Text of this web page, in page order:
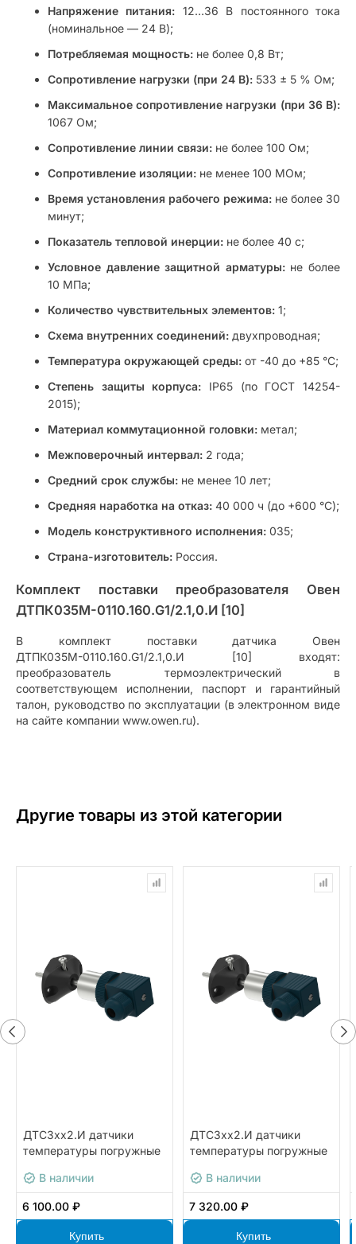
Напряжение питания: 12…36 В постоянного тока
(номинальное — 24 В);
Потребляемая мощность: не более 0,8 Вт;
Сопротивление нагрузки (при 24 В): 533 ± 5 % Ом;
Максимальное сопротивление нагрузки (при 36 В):
1067 Ом;
Сопротивление линии связи: не более 100 Ом;
Сопротивление изоляции: не менее 100 МОм;
Время установления рабочего режима: не более 30
минут;
Показатель тепловой инерции: не более 40 с;
Условное давление защитной арматуры:не более
10 МПа;
Количество чувствительных элементов: 1;
Схема внутренних соединений: двухпроводная;
Температура окружающей среды: от -40 до +85 °С;
Степень защиты корпуса: IP65 (по ГОСТ 14254-
2015);
Материал коммутационной головки: метал;
Межповерочный интервал: 2 года;
Средний срок службы: не менее 10 лет;
Средняя наработка на отказ: 40 000 ч (до +600 °С);
Модель конструктивного исполнения: 035;
Страна-изготовитель: Россия.
Комплект поставки преобразователя Овен
ДТПК035М-0110.160.G1/2.1,0.И [10]
В комплект поставки датчика Овен
ДТПК035М-0110.160.G1/2.1,0.И [10] входят:
преобразователь термоэлектрический в
соответствующем исполнении, паспорт и гарантийный
талон, руководство по эксплуатации (в электронном виде
на сайте компании www.owen.ru).
Другие товары из этой категории
ДТС3хх2.И датчики
температуры погружные
ОВК/HVAC с выходным
ДТС3042-
0,5.6.60.G1/2.И.НП [12]
В наличии
6 100.00 ₽
Купить
ДТС3хх2.И датчики
температуры погружные
ОВК/HVAC с выходным
ДТС3222-0,5.50.И.НП
В наличии
7 320.00 ₽
Купить